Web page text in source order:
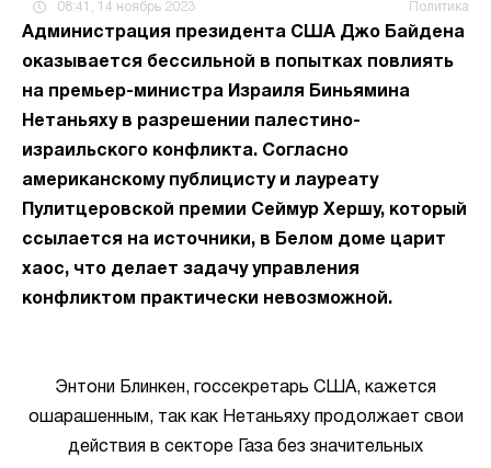
08:41, 14 ноябрь 2023 Политика
Администрация президента США Джо Байдена
оказывается бессильной в попытках повлиять
на премьер-министра Израиля Биньямина
Нетаньяху в разрешении палестино-
израильского конфликта. Согласно
американскому публицисту и лауреату
Пулитцеровской премии Сеймур Хершу, который
ссылается на источники, в Белом доме царит
хаос, что делает задачу управления
конфликтом практически невозможной.
Энтони Блинкен, госсекретарь США, кажется
ошарашенным, так как Нетаньяху продолжает свои
действия в секторе Газа без значительных